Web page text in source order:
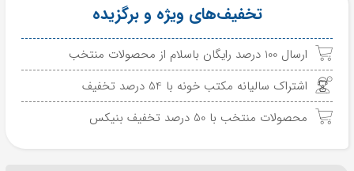
تخفیف‌های ویژه و برگزیده
ارسال 100 درصد رایگان باسلام از محصولات منتخب
اشتراک سالیانه مکتب خونه با 54 درصد تخفیف
محصولات منتخب با 50 درصد تخفیف بنیکس